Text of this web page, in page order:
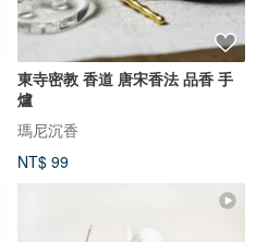
東寺密教 香道 唐宋香法 品香 手
爐
瑪尼沉香
NT$ 99